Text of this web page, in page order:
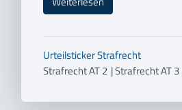
UrteilstickerStrafrecht
Strafrecht AT 2 |Strafrecht AT 3